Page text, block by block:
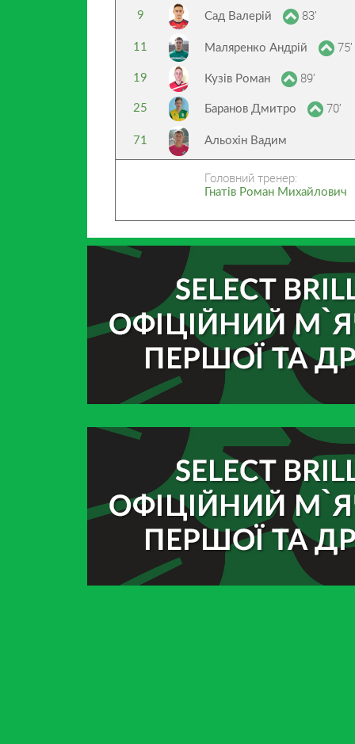
9 Сад Валерій 83’
11 Маляренко Андрій 75’
19 Кузів Роман 89’
25 Баранов Дмитро 70’
71 Альохін Вадим
Головний тренер:
Гнатів Роман Михайлович